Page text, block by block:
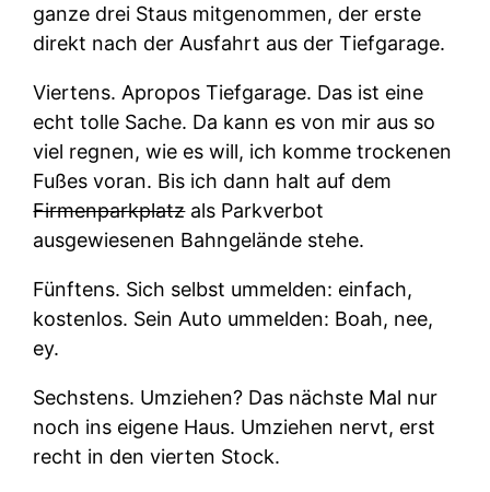
ganze drei Staus mitgenommen, der erste
direkt nach der Ausfahrt aus der Tiefgarage.
Viertens. Apropos Tiefgarage. Das ist eine
echt tolle Sache. Da kann es von mir aus so
viel regnen, wie es will, ich komme trockenen
Fußes voran. Bis ich dann halt auf dem
Firmenparkplatzals Parkverbot
ausgewiesenen Bahngelände stehe.
Fünftens. Sich selbst ummelden: einfach,
kostenlos. Sein Auto ummelden: Boah, nee,
ey.
Sechstens. Umziehen? Das nächste Mal nur
noch ins eigene Haus. Umziehen nervt, erst
recht in den vierten Stock.